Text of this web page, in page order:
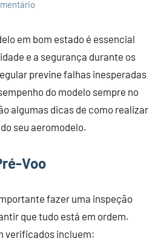
em bom estado é essencial
e a segurança durante os
previne falhas inesperadas
do modelo sempre no
algumas dicas de como realizar
seu aeromodelo.
Voo
fazer uma inspeção
que tudo está em ordem.
verificados incluem: